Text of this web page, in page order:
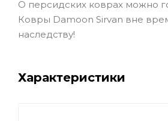
О персидских коврах можно
Ковры Damoon Sirvan вне
наследству!
Характеристики